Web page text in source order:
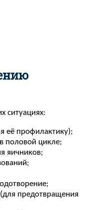
ситуациях:
её профилактику);
половой цикле;
яичников;
предотвращения